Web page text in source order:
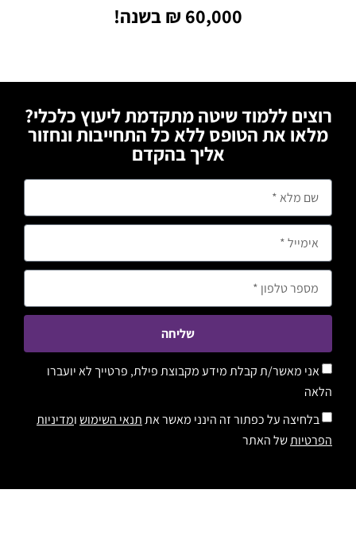
60,000 ₪ בשנה!
רוצים ללמוד שיטה מתקדמת ליעוץ כלכלי?
מלאו את הטופס ללא כל התחייבות ונחזור
אליך בהקדם
אני מאשר/ת קבלת מידע מקבוצת פילת, פרטייך לא יועברו
הלאה
בלחיצה על כפתור זה הינני מאשר אתתנאי השימושומדיניות
הפרטיותשל האתר
שליחה